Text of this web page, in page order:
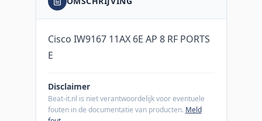
Cisco IW9167 11AX 6E AP 8 RF PORTS
E
Disclaimer
Beat-it.nl is niet verantwoordelijk voor eventuele
fouten in de documentatie van producten. Meld